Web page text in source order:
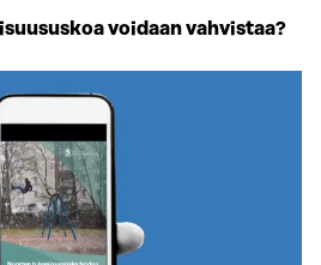
voidaan vahvistaa?